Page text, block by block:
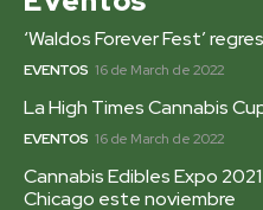
‘Waldos Forever Fest’
EVENTOS 16 de March de 2022
La High Times Cannabis
EVENTOS 16 de March de 2022
Cannabis Edibles Expo
Chicago este noviembre